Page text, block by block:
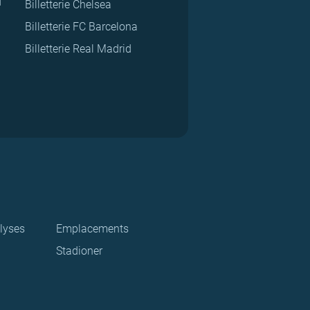
Billetterie Chelsea
Billetterie FC Barcelona
Billetterie Real Madrid
Emplacements
Stadioner